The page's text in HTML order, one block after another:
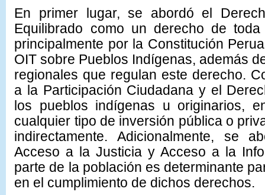
En primer lugar, se abordó el
Equilibrado como un derecho de
principalmente por la Constitución
OIT sobre Pueblos Indígenas, además
regionales que regulan este derecho.
a la Participación Ciudadana y el
los pueblos indígenas u originarios,
cualquier tipo de inversión pública o
indirectamente. Adicionalmente, se
Acceso a la Justicia y Acceso a la
parte de la población es determinante
en el cumplimiento de dichos derechos.